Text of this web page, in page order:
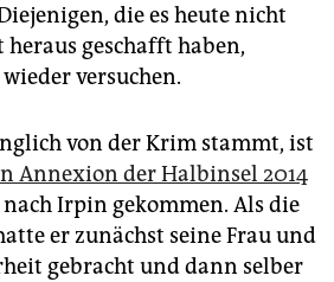
die es heute nicht
heraus geschafft haben,
versuchen.
von der Krim stammt, ist
Annexion der Halbinsel 2014
Irpin gekommen. Als die
er zunächst seine Frau und
gebracht und dann selber